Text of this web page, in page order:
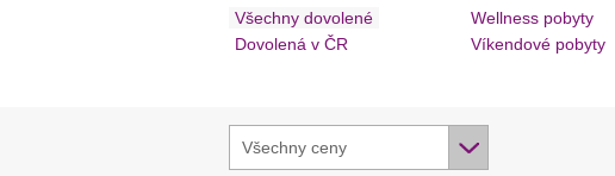
Všechny dovolené
Dovolená v ČR
Wellness pobyty
Víkendové pobyty
Všechny ceny